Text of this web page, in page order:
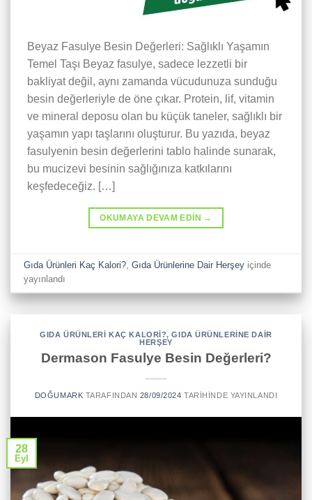
Beyaz Fasulye Besin Değerleri: Sağlıklı Yaşamın
Temel Taşı Beyaz fasulye, sadece lezzetli bir
bakliyat değil, aynı zamanda vücudunuza sunduğu
besin değerleriyle de öne çıkar. Protein, lif, vitamin
ve mineral deposu olan bu küçük taneler, sağlıklı bir
yaşamın yapı taşlarını oluşturur. Bu yazıda, beyaz
fasulyenin besin değerlerini tablo halinde sunarak,
bu mucizevi besinin sağlığınıza katkılarını
keşfedeceğiz. […]
OKUMAYA DEVAM EDIN →
Gıda Ürünleri Kaç Kalori?,Gıda Ürünlerine Dair Herşey içinde
yayınlandı
GIDA ÜRÜNLERI KAÇ KALORI?,GIDA ÜRÜNLERINE DAIR
HERŞEY
Dermason Fasulye Besin Değerleri?
DOĞUMARK TARAFINDAN 28/09/2024 TARIHINDE YAYINLANDI
28
Eyl